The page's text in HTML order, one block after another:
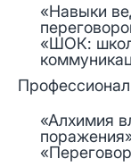
«Навыки
«ШОК:
«Алхимия